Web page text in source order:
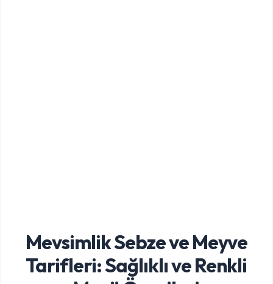
Mevsimlik Sebze ve Meyve
Tarifleri: Sağlıklı ve Renkli